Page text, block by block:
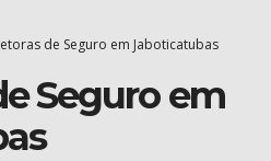
de Seguro em Jaboticatubas
Seguro em